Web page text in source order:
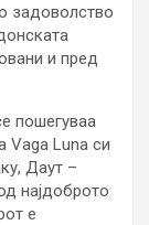
задоволство
и пред
пошегуваа
Vaga Luna си
Даут –
најдоброто
е